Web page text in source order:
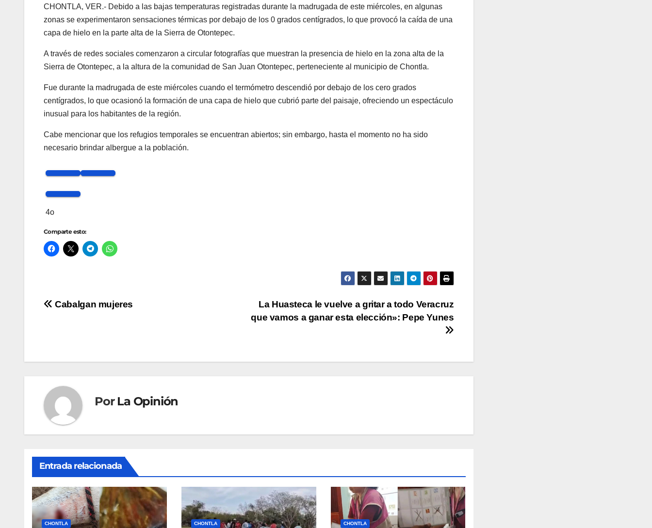
CHONTLA, VER.- Debido a las bajas temperaturas registradas durante la madrugada de este miércoles, en algunas
zonas se experimentaron sensaciones térmicas por debajo de los 0 grados centígrados, lo que provocó la caída de una
capa de hielo en la parte alta de la Sierra de Otontepec.
A través de redes sociales comenzaron a circular fotografías que muestran la presencia de hielo en la zona alta de la
Sierra de Otontepec, a la altura de la comunidad de San Juan Otontepec, perteneciente al municipio de Chontla.
Fue durante la madrugada de este miércoles cuando el termómetro descendió por debajo de los cero grados
centígrados, lo que ocasionó la formación de una capa de hielo que cubrió parte del paisaje, ofreciendo un espectáculo
inusual para los habitantes de la región.
Cabe mencionar que los refugios temporales se encuentran abiertos; sin embargo, hasta el momento no ha sido
necesario brindar albergue a la población.
4o
Comparte esto:
Navegación
La Huasteca le vuelve a gritar a todo Veracruz
que vamos a ganar esta elección»: Pepe Yunes
Cabalgan mujeres
Por La Opinión
Entrada relacionada
CHONTLA CHONTLA CHONTLA